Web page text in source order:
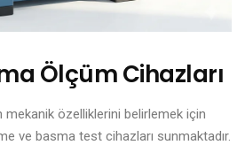
Ölçüm Cihazları
mekanik özelliklerini belirlemek için
ve basma test cihazları sunmaktadır.